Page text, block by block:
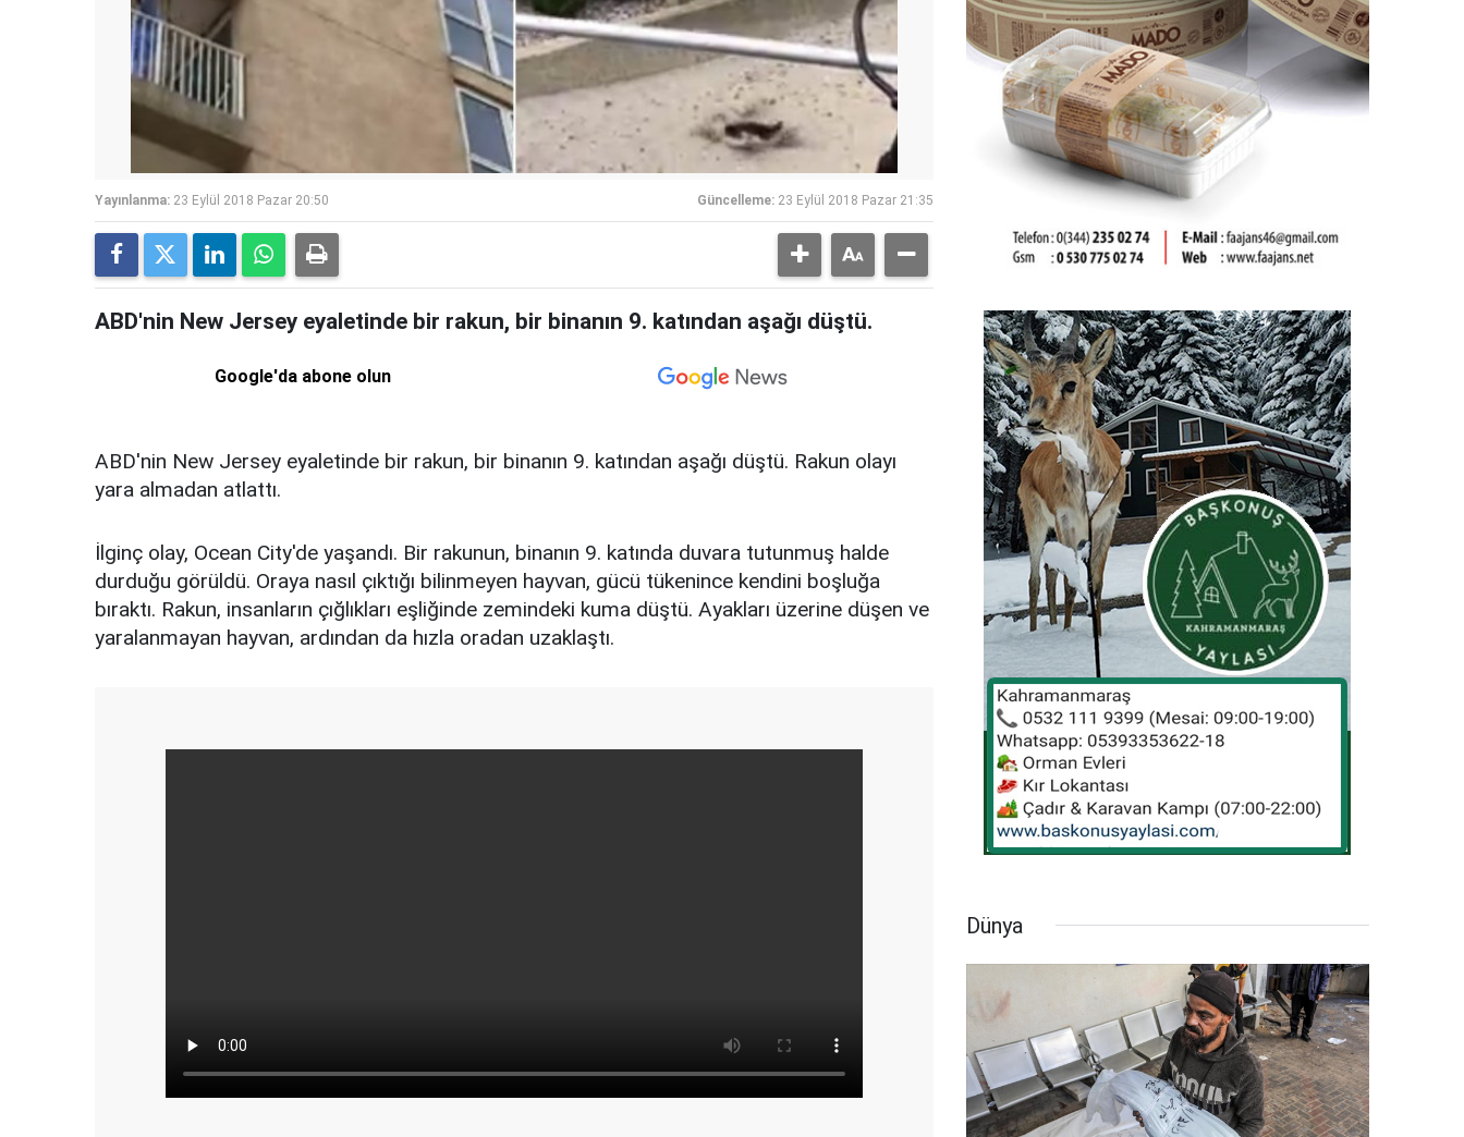
Yayınlanma: 23 Eylül 2018 Pazar 20:50 Güncelleme: 23 Eylül 2018 Pazar 21:35
ABD'nin New Jersey eyaletinde bir rakun, bir binanın 9. katından aşağı düştü.
Google'da abone olun
ABD'nin New Jersey eyaletinde bir rakun, bir binanın 9. katından aşağı düştü. Rakun olayı
yara almadan atlattı.
İlginç olay, Ocean City'de yaşandı. Bir rakunun, binanın 9. katında duvara tutunmuş halde
durduğu görüldü. Oraya nasıl çıktığı bilinmeyen hayvan, gücü tükenince kendini boşluğa
bıraktı. Rakun, insanların çığlıkları eşliğinde zemindeki kuma düştü. Ayakları üzerine düşen ve
yaralanmayan hayvan, ardından da hızla oradan uzaklaştı.
Dünya